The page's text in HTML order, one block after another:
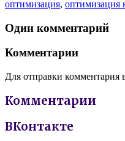
оптимизация, оптимизация
Один комментарий
Комментарии
Для отправки комментария
Комментарии
ВКонтакте